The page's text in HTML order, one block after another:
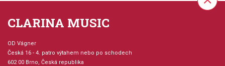
Hudební styl: populární + rocková hudba, jazz +
melodie
Velikost (rozměr): 17 x 27 cm
CLARINA MUSIC
OD Vágner
Česká 16 - 4. patro výtahem nebo po schodech
602 00 Brno, Česká republika